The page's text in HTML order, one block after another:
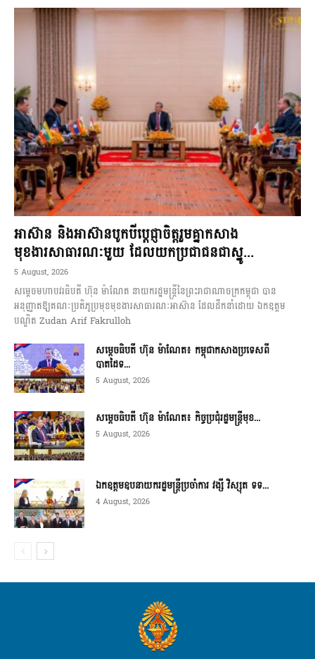
អាស៊ាន និងអាស៊ានបូកបីប្តេជ្ញាចិត្តរួមគ្នាកសាង
មុខងារសាធារណៈមួយ ដែលយកប្រជាជនជាស្នូ...
5 August, 2026
សម្តេចមហាបវរធិបតី ហ៊ុន ម៉ាណែត នាយករដ្ឋមន្ត្រីនៃព្រះរាជាណាចក្រកម្ពុជា បាន
អនុញ្ញាតឱ្យគណៈប្រតិភូប្រមុខមុខងារសាធារណៈអាស៊ាន ដែលដឹកនាំដោយ ឯកឧត្តម
បណ្ឌិត Zudan Arif Fakrulloh
សម្ដេចធិបតី ហ៊ុន ម៉ាណែត៖ កម្ពុជាកសាងប្រទេសពី
បាតដៃទ...
5 August, 2026
សម្ដេចធិបតី ហ៊ុន ម៉ាណែត៖ កិច្ចប្រជុំរដ្ឋមន្ត្រីមុខ...
5 August, 2026
ឯកឧត្តមឧបនាយករដ្ឋមន្ត្រីប្រចាំការ វង្សី វិស្សុត ទទ...
4 August, 2026